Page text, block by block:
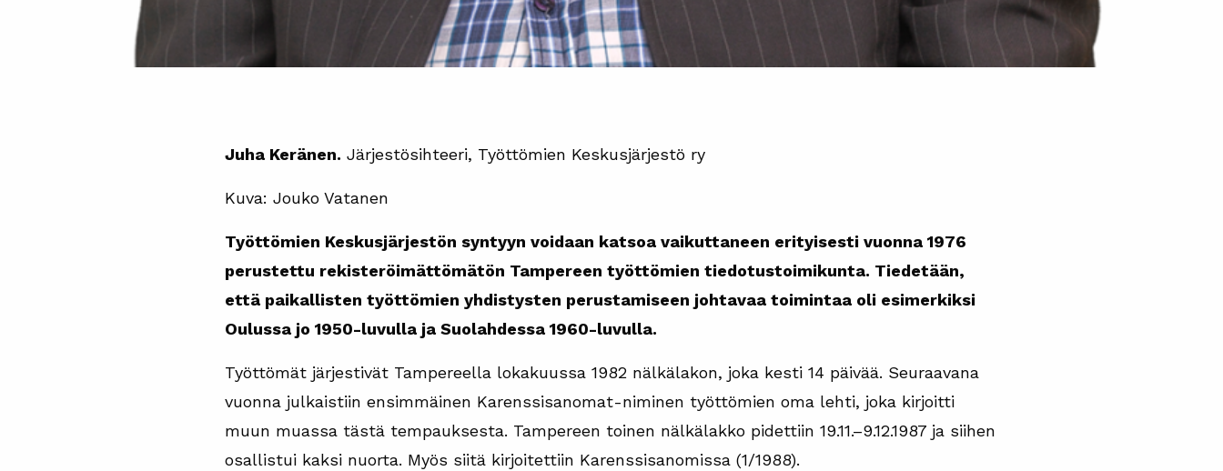
Juha Keränen. Järjestösihteeri, Työttömien Keskusjärjestö ry
Kuva: Jouko Vatanen
Työttömien Keskusjärjestön syntyyn voidaan katsoa vaikuttaneen erityisesti vuonna 1976
perustettu rekisteröimättömätön Tampereen työttömien tiedotustoimikunta. Tiedetään,
että paikallisten työttömien yhdistysten perustamiseen johtavaa toimintaa oli esimerkiksi
Oulussa jo 1950-luvulla ja Suolahdessa 1960-luvulla.
Työttömät järjestivät Tampereella lokakuussa 1982 nälkälakon, joka kesti 14 päivää. Seuraavana
vuonna julkaistiin ensimmäinen Karenssisanomat-niminen työttömien oma lehti, joka kirjoitti
muun muassa tästä tempauksesta. Tampereen toinen nälkälakko pidettiin 19.11.–9.12.1987 ja siihen
osallistui kaksi nuorta. Myös siitä kirjoitettiin Karenssisanomissa (1/1988).